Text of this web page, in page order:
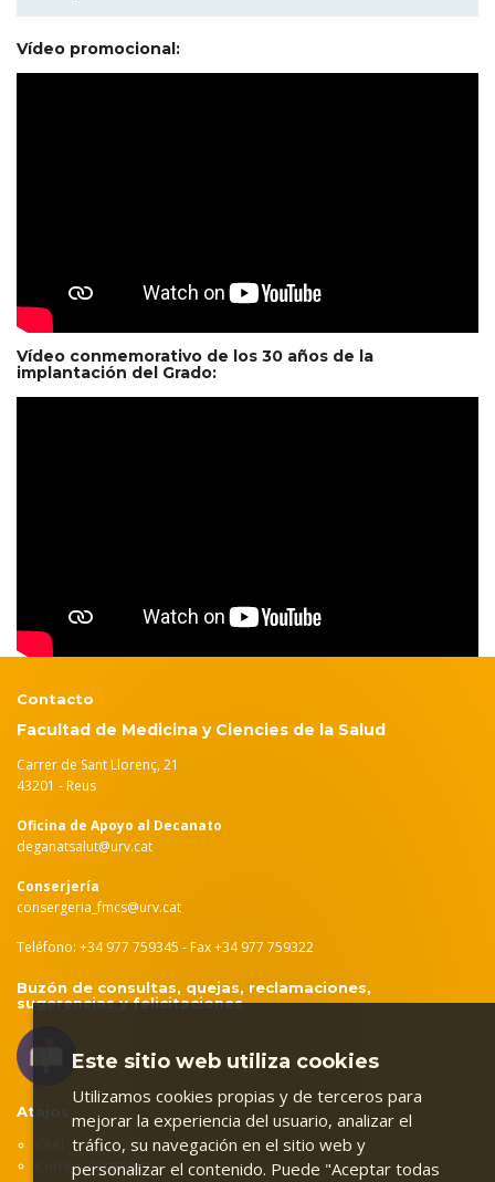
Vídeo promocional:
Vídeo conmemorativo de los 30 años de la
implantación del Grado:
Contacto
Facultad de Medicina y Ciencies de la Salud
Carrer de Sant Llorenç, 21
43201 - Reus
Oficina de Apoyo al Decanato
deganatsalut@urv.cat
Conserjería
consergeria_fmcs@urv.cat
Teléfono: +34 977 759345 - Fax +34 977 759322
Buzón de consultas, quejas, reclamaciones,
sugerencias y felicitaciones
Atajos
CRAI
Correo electrónico
Este sitio web utiliza cookies
Utilizamos cookies propias y de terceros para
mejorar la experiencia del usuario, analizar el
tráfico, su navegación en el sitio web y
personalizar el contenido. Puede "Aceptar todas